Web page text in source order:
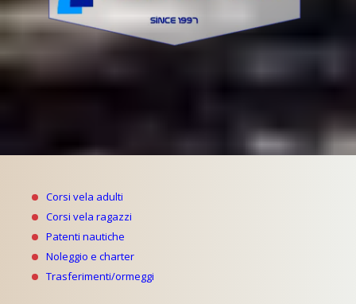
Corsi vela adulti
Corsi vela ragazzi
Patenti nautiche
Noleggio e charter
Trasferimenti/ormeggi